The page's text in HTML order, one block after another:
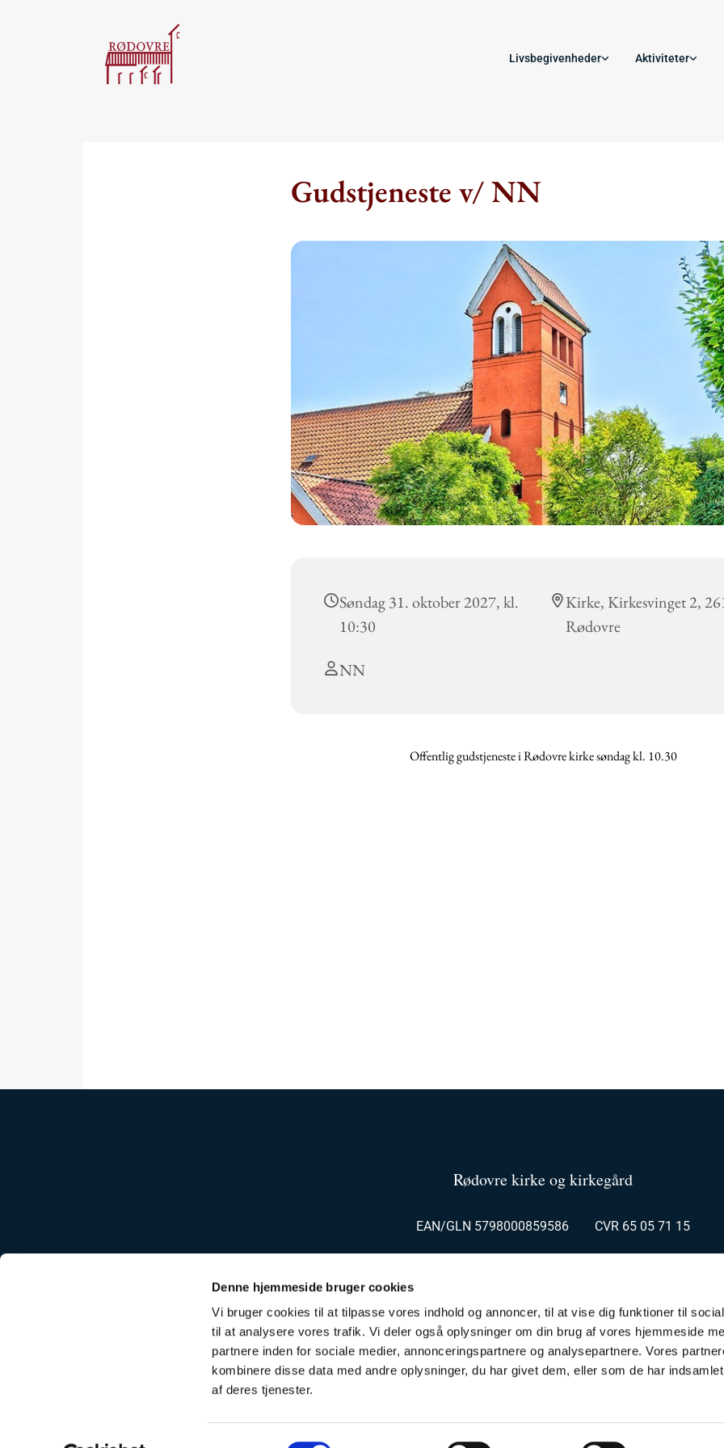
Denne hjemmeside bruger cookies
Vi bruger cookies til at tilpasse vores indhold og annoncer, til at vise dig funktioner til
til at analysere vores trafik. Vi deler også oplysninger om din brug af vores hjemmeside
partnere inden for sociale medier, annonceringspartnere og analysepartnere. Vores
kombinere disse data med andre oplysninger, du har givet dem, eller som de har
af deres tjenester.
Samtykkevalg
Livsbegivenheder Aktiviteter
Gudstjeneste v/ NN
Søndag 31. oktober 2027, kl.
10:30
Kirke, Kirkesvinget 2,
Rødovre
NN
Offentlig gudstjeneste i Rødovre kirke søndag kl. 10.30
Rødovre kirke og kirkegård
EAN/GLN 5798000859586 CVR 65 05 71 15
Rødovre kirkekontor Kirkesvinget 3, 2610 Rødovre